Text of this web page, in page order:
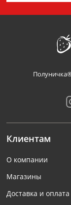
Клиентам
О компании
Магазины
Доставка и оплата